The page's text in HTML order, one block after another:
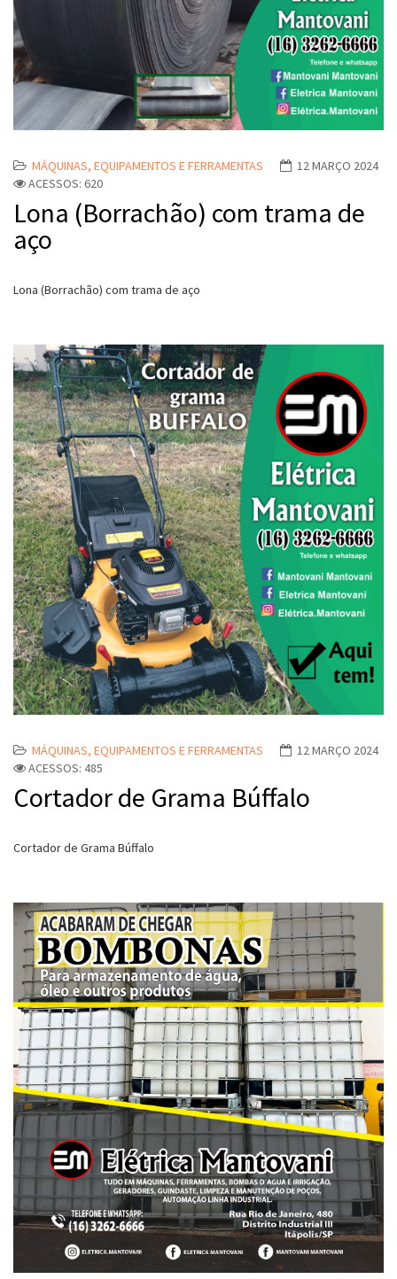
MÁQUINAS, EQUIPAMENTOS E FERRAMENTAS
12 MARÇO 2024
ACESSOS: 620
Lona (Borrachão) com trama de
aço
Lona (Borrachão) com trama de aço
MÁQUINAS, EQUIPAMENTOS E FERRAMENTAS
12 MARÇO 2024
ACESSOS: 485
Cortador de Grama Búffalo
Cortador de Grama Búffalo